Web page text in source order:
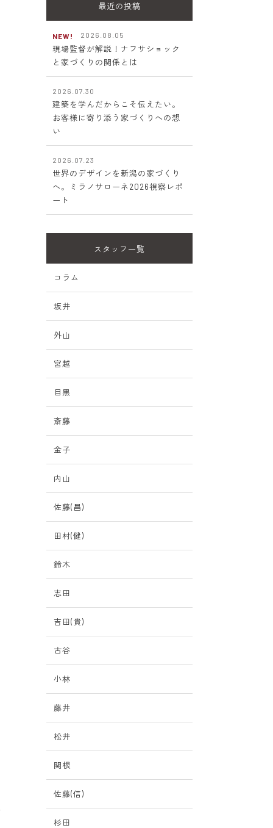
最近の投稿
NEW! 2026.08.05
現場監督が解説！ナフサショック
と家づくりの関係とは
2026.07.30
建築を学んだからこそ伝えたい。
お客様に寄り添う家づくりへの想
い
2026.07.23
世界のデザインを新潟の家づくり
へ。ミラノサローネ2026視察レポ
ート
スタッフ一覧
コラム
坂井
外山
宮越
目黒
斎藤
金子
内山
佐藤(昌)
田村(健)
鈴木
志田
吉田(貴)
古谷
小林
藤井
松井
関根
佐藤(信)
杉田